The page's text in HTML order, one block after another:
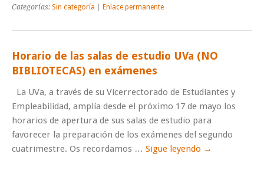
Categorías: Sin categoría Enlace permanente
Horario de las salas de estudio UVa (NO
BIBLIOTECAS) en exámenes
La UVa, a través de su Vicerrectorado de Estudiantes y
Empleabilidad, amplía desde el próximo 17 de mayo los
horarios de apertura de sus salas de estudio para
favorecer la preparación de los exámenes del segundo
cuatrimestre. Os recordamos … Sigue leyendo →